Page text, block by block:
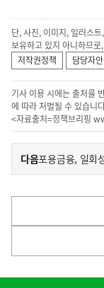
단, 사진, 이미지, 일러스
보유하고 있지 아니하므
저작권정책
담당자
기사 이용 시에는 출처를
에 따라 처벌될 수 있습니
<자료출처=정책브리핑
이
전
다
음
다음기